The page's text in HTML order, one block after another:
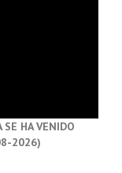
SE HA VENIDO
2026)